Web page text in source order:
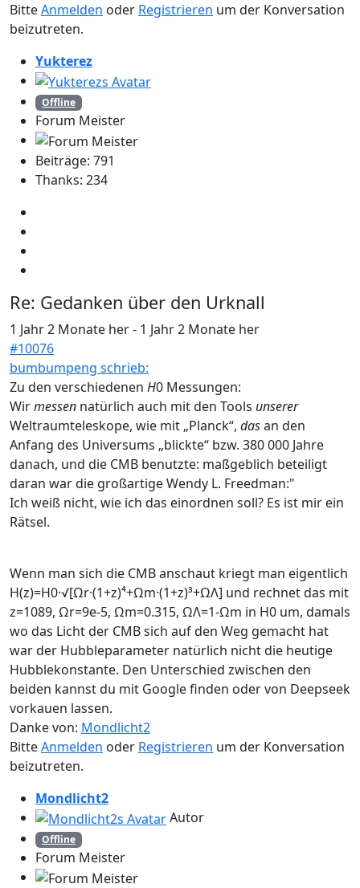
BitteAnmelden oder Registrieren um der Konversation
beizutreten.
Yukterez
Offline
Forum Meister
Beiträge: 791
Thanks: 234
Re: Gedanken über den Urknall
1 Jahr 2 Monate her- 1 Jahr 2 Monate her
#10076
bumbumpeng schrieb:
Zu den verschiedenen H0 Messungen:
Wirmessen natürlich auch mit den Tools unserer
Weltraumteleskope, wie mit „Planck“, dasan den
Anfang des Universums „blickte“ bzw. 380 000 Jahre
danach, und die CMB benutzte: maßgeblich beteiligt
daran war die großartige Wendy L. Freedman:"
Ich weiß nicht, wie ich das einordnen soll? Es ist mir ein
Rätsel.
Wenn man sich die CMB anschaut kriegt man eigentlich
H(z)=H0·√[Ωr·(1+z)⁴+Ωm·(1+z)³+ΩΛ] und rechnet das mit
z=1089, Ωr=9e-5, Ωm=0.315, ΩΛ=1-Ωm in H0 um, damals
wo das Licht der CMB sich auf den Weg gemacht hat
war der Hubbleparameter natürlich nicht die heutige
Hubblekonstante. Den Unterschied zwischen den
beiden kannst du mit Google finden oder von Deepseek
vorkauen lassen.
Danke von: Mondlicht2
BitteAnmelden oder Registrieren um der Konversation
beizutreten.
Mondlicht2
Autor
Offline
Forum Meister